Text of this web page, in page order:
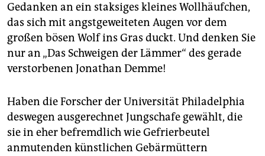
Gedanken an ein staksiges kleines Wollhäufchen,
das sich mit angstgeweiteten Augen vor dem
großen bösen Wolf ins Gras duckt. Und denken Sie
nur an „Das Schweigen der Lämmer“ des gerade
verstorbenen Jonathan Demme!
Haben die Forscher der Universität Philadelphia
deswegen ausgerechnet Jungschafe gewählt, die
sie in eher befremdlich wie Gefrierbeutel
anmutenden künstlichen Gebärmüttern